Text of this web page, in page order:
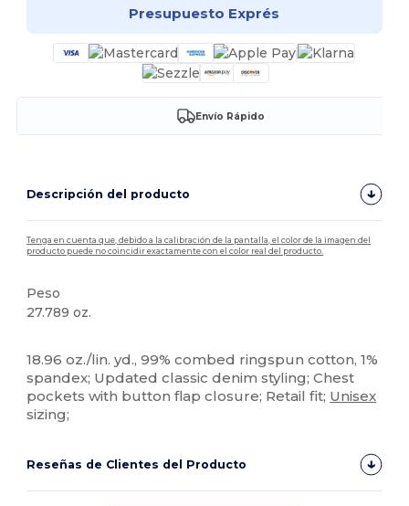
Presupuesto Exprés
Envío Rápido
Descripción del producto
Tenga en cuenta que, debido a la calibración de la pantalla, el color de la imagen del
producto puede no coincidir exactamente con el color real del producto.
Peso
27.789 oz.
18.96 oz./lin. yd., 99% combed ringspun cotton, 1%
spandex; Updated classic denim styling; Chest
pockets with button flap closure; Retail fit; Unisex
sizing;
Reseñas de Clientes del Producto